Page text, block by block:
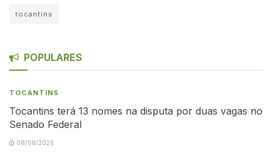
tocantins
POPULARES
TOCANTINS
Tocantins terá 13 nomes na disputa por duas vagas no
Senado Federal
08/08/2026